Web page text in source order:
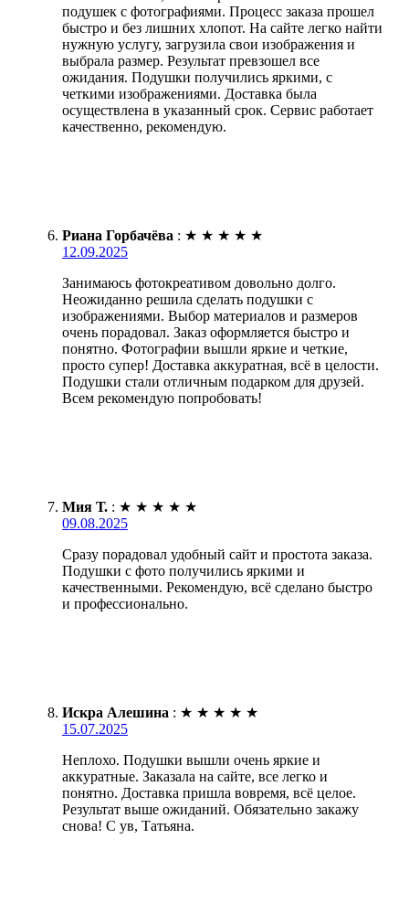
подушек с фотографиями. Процесс заказа прошел
быстро и без лишних хлопот. На сайте легко найти
нужную услугу, загрузила свои изображения и
выбрала размер. Результат превзошел все
ожидания. Подушки получились яркими, с
четкими изображениями. Доставка была
осуществлена в указанный срок. Сервис работает
качественно, рекомендую.
Риана Горбачёва : ★ ★ ★ ★ ★
12.09.2025
Занимаюсь фотокреативом довольно долго.
Неожиданно решила сделать подушки с
изображениями. Выбор материалов и размеров
очень порадовал. Заказ оформляется быстро и
понятно. Фотографии вышли яркие и четкие,
просто супер! Доставка аккуратная, всё в целости.
Подушки стали отличным подарком для друзей.
Всем рекомендую попробовать!
Мия Т. : ★ ★ ★ ★ ★
09.08.2025
Сразу порадовал удобный сайт и простота заказа.
Подушки с фото получились яркими и
качественными. Рекомендую, всё сделано быстро
и профессионально.
Искра Алешина : ★ ★ ★ ★ ★
15.07.2025
Неплохо. Подушки вышли очень яркие и
аккуратные. Заказала на сайте, все легко и
понятно. Доставка пришла вовремя, всё целое.
Результат выше ожиданий. Обязательно закажу
снова! С ув, Татьяна.